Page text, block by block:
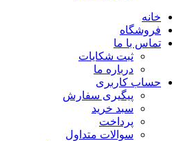
خانه
فروشگاه
تماس با ما
ثبت شکایات
درباره ما
حساب کاربری
پیگیری سفارش
سبد خرید
پرداخت
سوالات متداول